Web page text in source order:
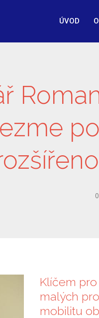
ÚVOD
Klíčem
malých
mobilitu